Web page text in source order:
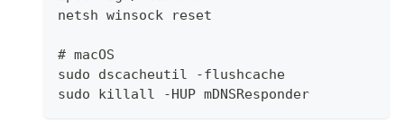
netsh winsock reset
# macOS
sudo dscacheutil -flushcache
sudo killall -HUP mDNSResponder